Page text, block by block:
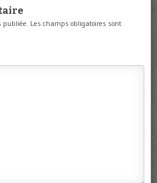
publiée. Les champs obligatoires sont